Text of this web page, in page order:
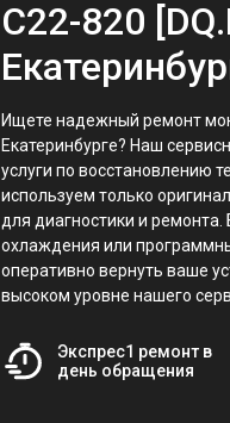
C22-820
Ищете надежный ремонт
Екатеринбурге? Наш
услуги по восстановлению
используем только
для диагностики и
охлаждения или
оперативно вернуть ваше
высоком уровне нашего
Экспрес1 ремонт в
день обращения